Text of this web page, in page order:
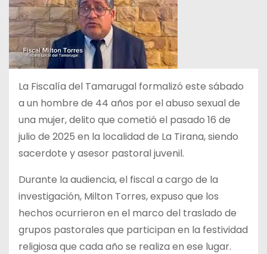
La Fiscalía del Tamarugal formalizó este sábado
a un hombre de 44 años por el abuso sexual de
una mujer, delito que cometió el pasado 16 de
julio de 2025 en la localidad de La Tirana, siendo
sacerdote y asesor pastoral juvenil.
Durante la audiencia, el fiscal a cargo de la
investigación, Milton Torres, expuso que los
hechos ocurrieron en el marco del traslado de
grupos pastorales que participan en la festividad
religiosa que cada año se realiza en ese lugar.